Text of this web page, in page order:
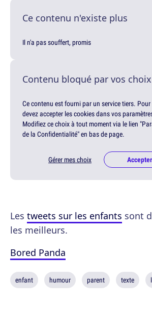
Ce contenu n'existe plus
Il n'a pas souffert, promis
Contenu bloqué par vos
Ce contenu est fourni par un service tiers.
devez accepter les cookies dans vos
Modifiez ce choix à tout moment via le lien
de la Confidentialité" en bas de page.
Gérer mes choix
Les tweets sur les enfants sont
les meilleurs.
Bored Panda
enfant humour parent texte